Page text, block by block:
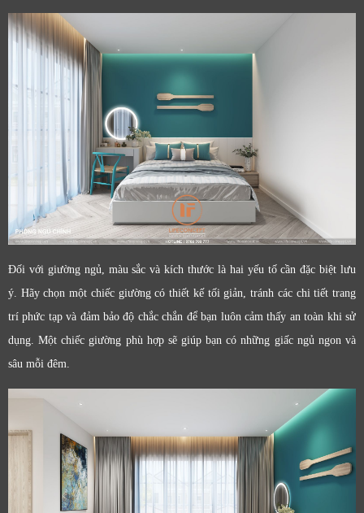
Đối với giường ngủ, màu sắc và kích thước là hai yếu tố cần đặc biệt lưu
ý. Hãy chọn một chiếc giường có thiết kế tối giản, tránh các chi tiết trang
trí phức tạp và đảm bảo độ chắc chắn để bạn luôn cảm thấy an toàn khi sử
dụng. Một chiếc giường phù hợp sẽ giúp bạn có những giấc ngủ ngon và
sâu mỗi đêm.